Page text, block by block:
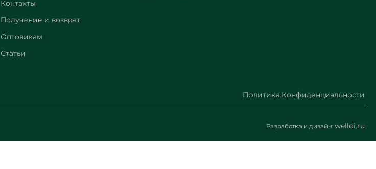
Контакты
Получение и возврат
Оптовикам
Статьи
Политика Конфиденциальности
Разработка и дизайн: welldi.ru